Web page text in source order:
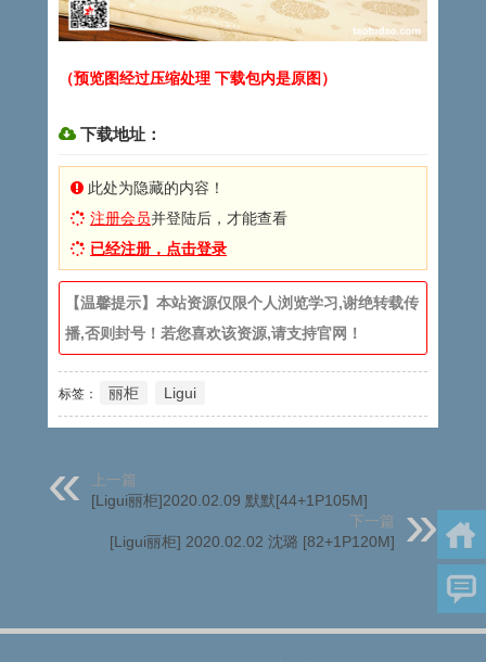
（预览图经过压缩处理 下载包内是原图）
下载地址：
此处为隐藏的内容！
注册会员并登陆后，才能查看
已经注册，点击登录
【温馨提示】本站资源仅限个人浏览学习,谢绝转载传
播,否则封号！若您喜欢该资源,请支持官网！
标签： 丽柜 Ligui
上一篇
[Ligui丽柜]2020.02.09 默默[44+1P105M]
下一篇
[Ligui丽柜] 2020.02.02 沈璐 [82+1P120M]